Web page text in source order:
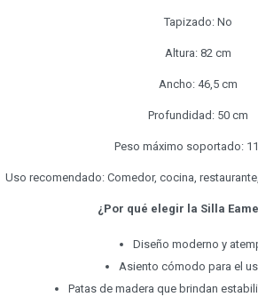
Tapizado: No
Altura: 82 cm
Ancho: 46,5 cm
Profundidad: 50 cm
Peso máximo soportado:
Uso recomendado: Comedor, cocina,
¿Por qué elegir la Silla
Diseño moderno y
Asiento cómodo para el
Patas de madera que brindan